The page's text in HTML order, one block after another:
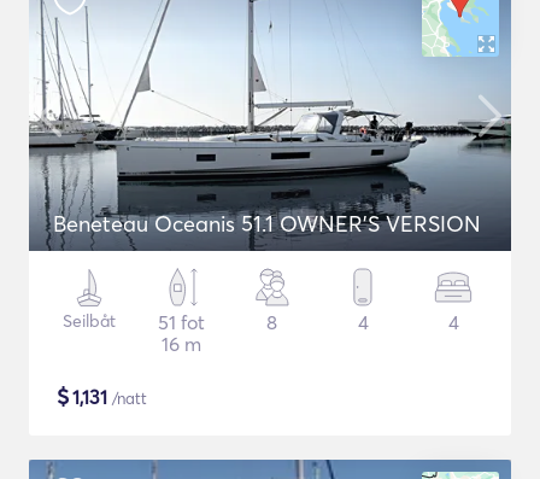
Beneteau Oceanis 51.1 OWNER'S VERSION
Seilbåt
51 fot
16 m
8 4 4
$1,131 /natt